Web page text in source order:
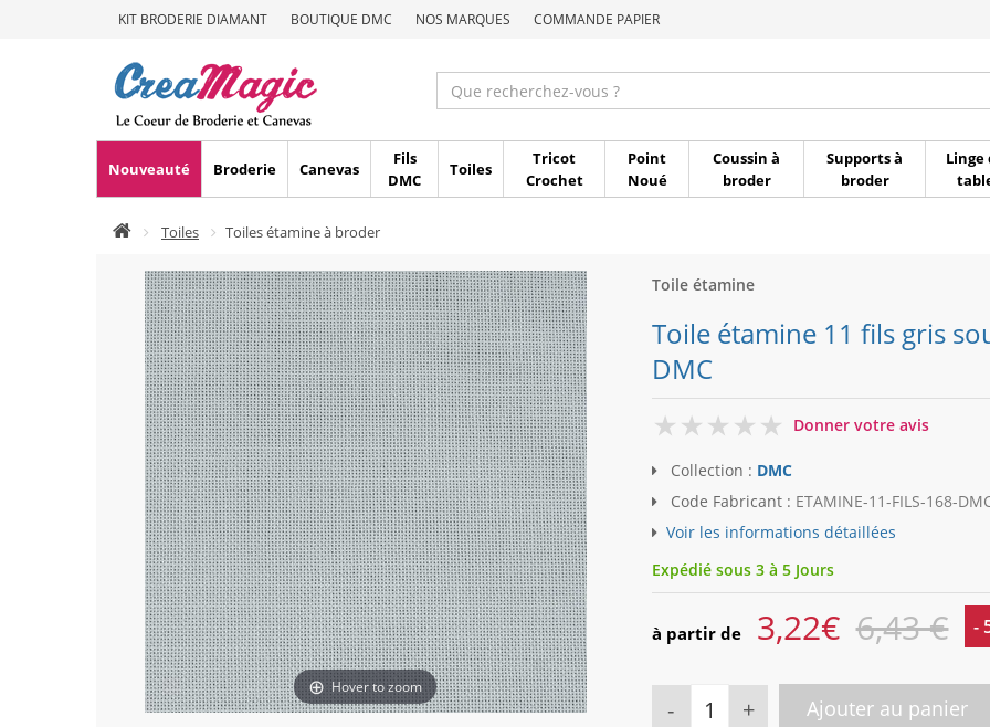
KIT BRODERIE DIAMANT BOUTIQUE DMC NOS MARQUES COMMANDE PAPIER
Nouveauté Broderie Canevas
Fils
DMC
Toiles
Tricot
Crochet
Point
Noué
Coussin à
broder
Supports à
broder
Linge
Toiles Toiles étamine à broder
Hover to zoom
Toile étamine
Toile étamine 11 fils gris
DMC
0
Donner votre avis
Collection : DMC
Code Fabricant : ETAMINE-11-FILS-168-
Voir les informations détaillées
Expédié sous 3 à 5 Jours
à partir de 3,22€ 6,43 € -
- + Ajouter au panier